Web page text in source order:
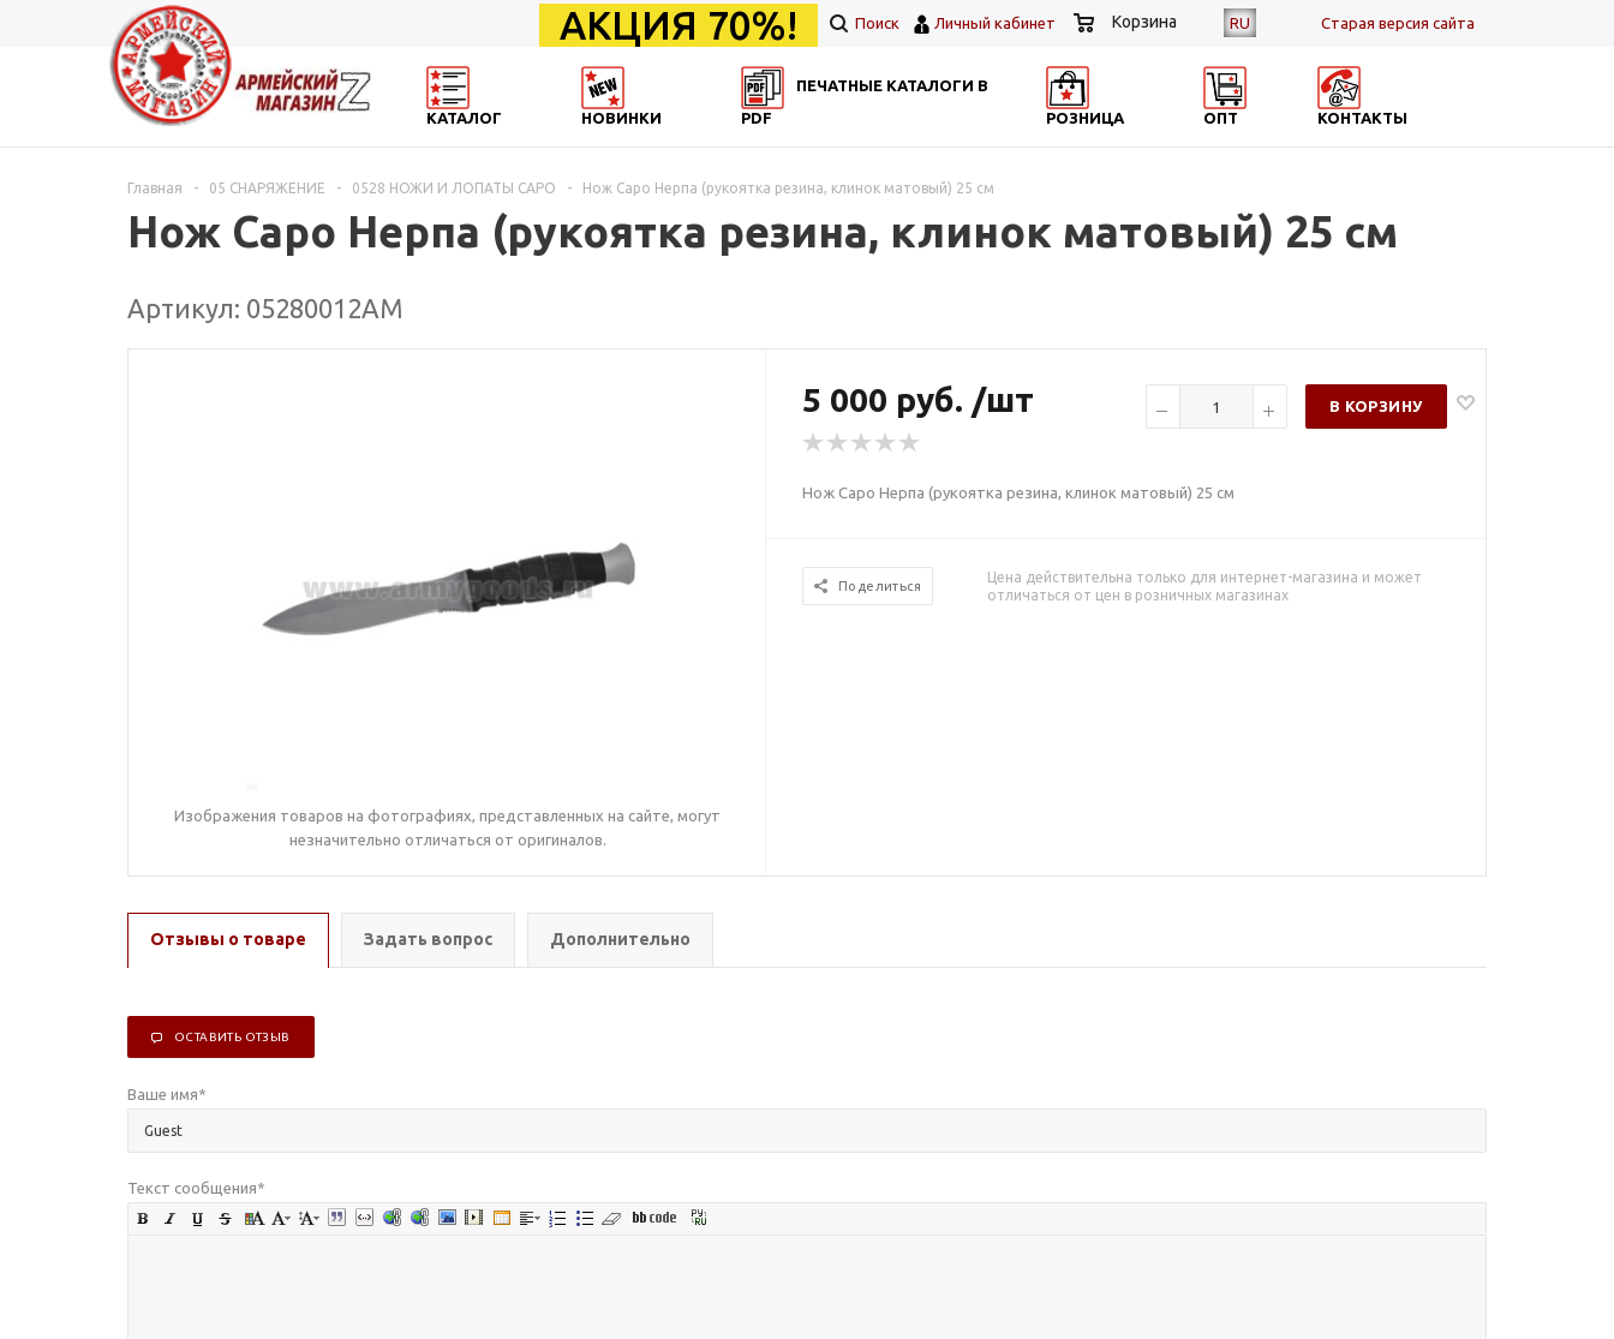
RU Cтарая версия сайта
АКЦИЯ 70%! Поиск Личный кабинет Корзина
КАТАЛОГ НОВИНКИ
ПЕЧАТНЫЕ КАТАЛОГИ В
PDF
РОЗНИЦА ОПТ КОНТАКТЫ
Главная - 05 СНАРЯЖЕНИЕ - 0528 НОЖИ И ЛОПАТЫ САРО - Нож Саро Нерпа (рукоятка резина, клинок матовый) 25 см
Нож Саро Нерпа (рукоятка резина, клинок матовый) 25 см
Артикул: 05280012АМ
Изображения товаров на фотографиях, представленных на сайте, могут
незначительно отличаться от оригиналов.
5 000 руб. /шт В КОРЗИНУ
Нож Саро Нерпа (рукоятка резина, клинок матовый) 25 см
Поделиться
Цена действительна только для интернет-магазина и может
отличаться от цен в розничных магазинах
Отзывы о товаре Задать вопрос Дополнительно
ОСТАВИТЬ ОТЗЫВ
Ваше имя*
Текст сообщения*